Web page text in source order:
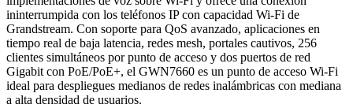
ininterrumpida con los teléfonos IP con capacidad Wi-Fi de
Grandstream. Con soporte para QoS avanzado, aplicaciones en
tiempo real de baja latencia, redes mesh, portales cautivos, 256
clientes simultáneos por punto de acceso y dos puertos de red
Gigabit con PoE/PoE+, el GWN7660 es un punto de acceso Wi-Fi
ideal para despliegues medianos de redes inalámbricas con mediana
a alta densidad de usuarios.